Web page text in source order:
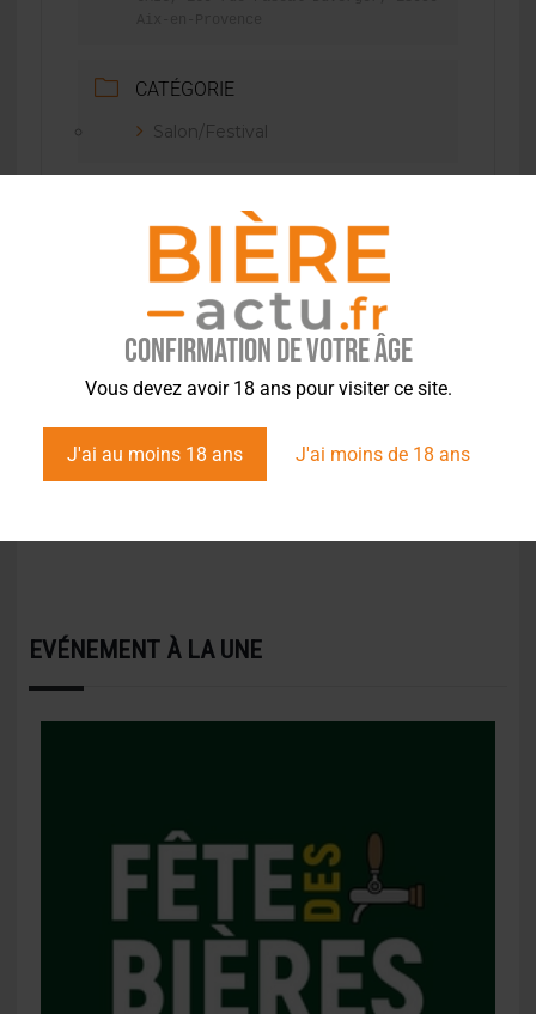
Confirmation de votre âge
Vous devez avoir 18 ans pour visiter ce site.
J'ai au moins 18 ans J'ai moins de 18 ans
CATÉGORIE
Salon/Festival
Site officiel
PARTAGEZ CET ÉVÉNEMENT
EVÉNEMENT À LA UNE